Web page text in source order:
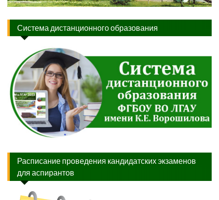
Система дистанционного образования
Расписание проведения кандидатских экзаменов
для аспирантов